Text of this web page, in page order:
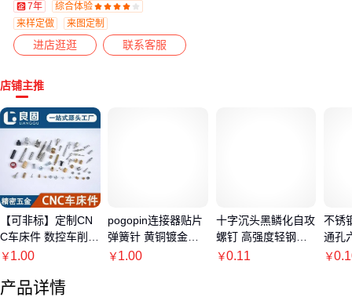
7年 综合体验     
   
来样定做 来图定制
进店逛逛 联系客服
店铺主推
【可非标】定制CN
C车床件 数控车削件
精密加工 不锈钢五
￥1.00
pogopin连接器贴片
弹簧针 黄铜镀金螺
纹折弯电流针 天线
￥1.00
十字沉头黑鳞化自攻
螺钉 高强度轻钢龙
骨干壁钉 喇叭头尖
￥0.11
不锈
通孔
螺母
￥
产品详情